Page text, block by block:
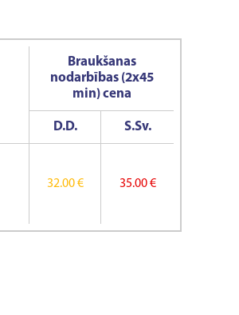
Braukšanas
nodarbības (2x45
min) cena
D.D. S.Sv.
32.00 € 35.00 €